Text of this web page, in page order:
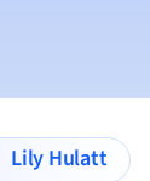
Lily Hulatt